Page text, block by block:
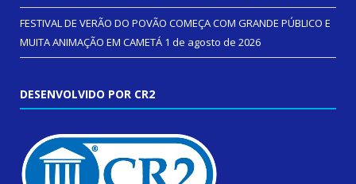
FESTIVAL DE VERÃO DO POVÃO COMEÇA COM GRANDE PÚBLICO E
MUITA ANIMAÇÃO EM CAMETÁ 1 de agosto de 2026
DESENVOLVIDO POR CR2